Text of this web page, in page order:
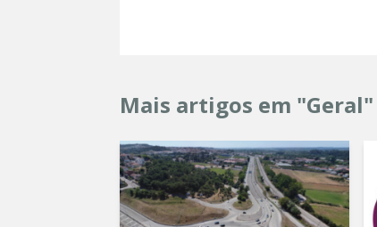
Mais artigos em "Geral"